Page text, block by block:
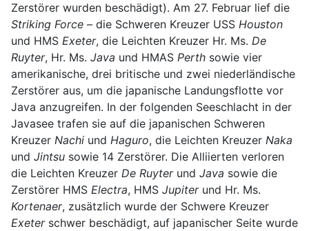
Zerstörer wurden beschädigt). Am 27. Februar lief die
Striking Force – die Schweren Kreuzer USS Houston
und HMS Exeter, die Leichten Kreuzer Hr. Ms. De
Ruyter, Hr. Ms. Java und HMAS Perth sowie vier
amerikanische, drei britische und zwei niederländische
Zerstörer aus, um die japanische Landungsflotte vor
Java anzugreifen. In der folgenden Seeschlacht in der
Javasee trafen sie auf die japanischen Schweren
Kreuzer Nachi und Haguro, die Leichten Kreuzer Naka
und Jintsu sowie 14 Zerstörer. Die Alliierten verloren
die Leichten Kreuzer De Ruyterund Java sowie die
Zerstörer HMS Electra, HMS Jupiterund Hr. Ms.
Kortenaer, zusätzlich wurde der Schwere Kreuzer
Exeterschwer beschädigt, auf japanischer Seite wurde